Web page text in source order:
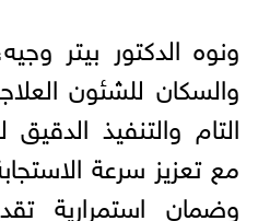
ونوه الدكتور بيتر
والسكان للشئون
التام والتنفيذ
مع تعزيز سرعة
وضمان استمرارية